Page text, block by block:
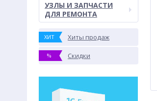
УЗЛЫ И ЗАПЧАСТИ
ДЛЯ РЕМОНТА
ХИТ Хиты продаж
% Скидки